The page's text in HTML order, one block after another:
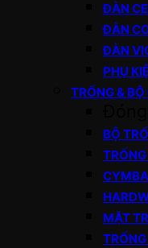
ĐÀN
ĐÀN
ĐÀN
PHỤ
TRỐNG & BỘ
BỘ
MẶT